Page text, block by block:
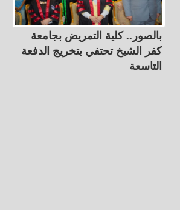
بالصور.. كلية التمريض بجامعة
كفر الشيخ تحتفي بتخريج الدفعة
التاسعة